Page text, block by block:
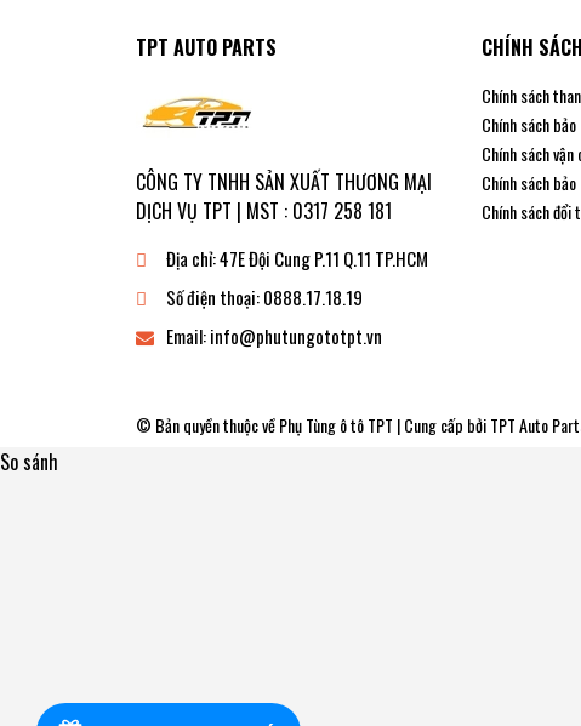
TPT AUTO PARTS
CÔNG TY TNHH SẢN XUẤT THƯƠNG MẠI
DỊCH VỤ TPT | MST : 0317 258 181
Địa chỉ:47E Đội Cung P.11 Q.11 TP.HCM
Số điện thoại:0888.17.18.19
Email:info@phutungototpt.vn
CHÍNH
Chính sách
Chính sách
Chính sách vận
Chính sách
Chính sách đổi
© Bản quyền thuộc vềPhụ Tùng ô tô TPT | Cung cấp bởiTPT Auto
So sánh